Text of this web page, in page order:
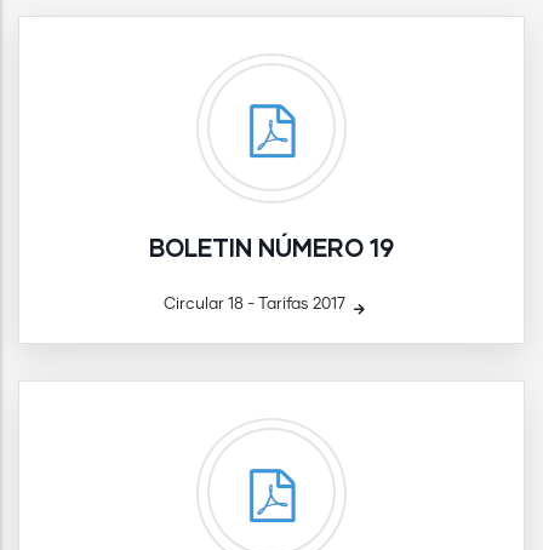
BOLETIN NÚMERO 19
Circular 18 - Tarifas 2017